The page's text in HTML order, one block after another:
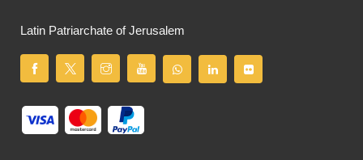
Latin Patriarchate of Jerusalem